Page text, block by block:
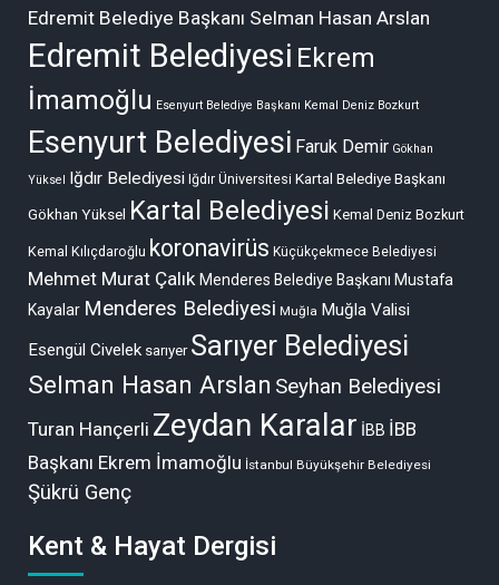
Edremit Belediye Başkanı Selman Hasan Arslan
Edremit Belediyesi Ekrem
İmamoğlu Esenyurt Belediye Başkanı Kemal Deniz Bozkurt
Esenyurt Belediyesi Faruk Demir Gökhan
Yüksel Iğdır Belediyesi Iğdır Üniversitesi Kartal Belediye Başkanı
Gökhan Yüksel Kartal Belediyesi Kemal Deniz Bozkurt
Kemal Kılıçdaroğlu koronavirüs Küçükçekmece Belediyesi
Mehmet Murat Çalık Menderes Belediye Başkanı Mustafa
Kayalar Menderes Belediyesi Muğla Muğla Valisi
Esengül Civelek sarıyer Sarıyer Belediyesi
Selman Hasan Arslan Seyhan Belediyesi
Turan Hançerli Zeydan Karalar İBB İBB
Başkanı Ekrem İmamoğlu İstanbul Büyükşehir Belediyesi
Şükrü Genç
Kent & Hayat Dergisi